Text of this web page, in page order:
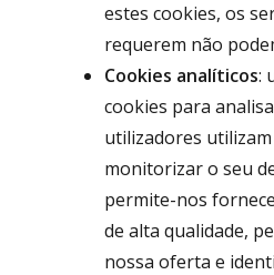
estes cookies, os
requerem não
Cookies analíticos:
cookies para
utilizadores
monitorizar o seu
permite-nos
de alta qualidade,
nossa oferta e